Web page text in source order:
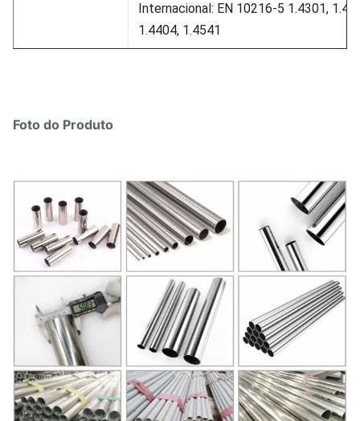
Internacional: EN 10216-5 1.4301,
1.4404, 1.4541
Foto do Produto